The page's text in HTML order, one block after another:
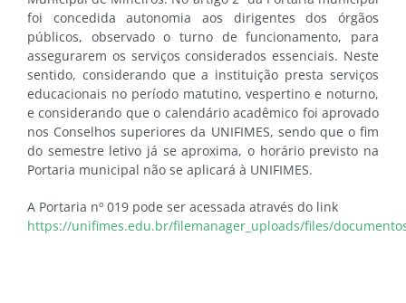
foi concedida autonomia aos dirigentes dos órgãos
públicos, observado o turno de funcionamento, para
assegurarem os serviços considerados essenciais. Neste
sentido, considerando que a instituição presta serviços
educacionais no período matutino, vespertino e noturno,
e considerando que o calendário acadêmico foi aprovado
nos Conselhos superiores da UNIFIMES, sendo que o fim
do semestre letivo já se aproxima, o horário previsto na
Portaria municipal não se aplicará à UNIFIMES.
A Portaria nº 019 pode ser acessada através do link
https://unifimes.edu.br/filemanager_uploads/files/